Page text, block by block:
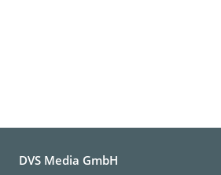
DVS Media GmbH